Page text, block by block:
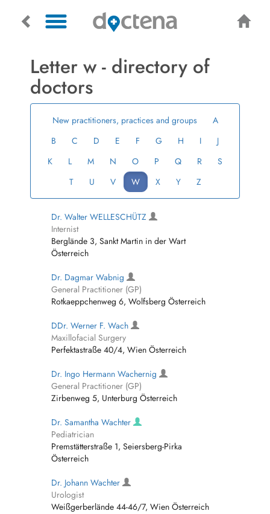
Letter w - directory of
doctors
New practitioners, practices and groups
A
B
C D E F G H I
J
K
L M N O P Q R
S
T
U V W X Y Z
Dr. Walter WELLESCHÜTZ
Internist
Berglände 3, Sankt Martin in der Wart
Österreich
Dr. Dagmar Wabnig
General Practitioner (GP)
Rotkaeppchenweg 6, Wolfsberg Österreich
DDr. Werner F. Wach
Maxillofacial Surgery
Perfektastraße 40/4, Wien Österreich
Dr. Ingo Hermann Wachernig
General Practitioner (GP)
Zirbenweg 5, Unterburg Österreich
Dr. Samantha Wachter
Pediatrician
Premstätterstraße 1, Seiersberg-Pirka
Österreich
Dr. Johann Wachter
Urologist
Weißgerberlände 44-46/7, Wien Österreich